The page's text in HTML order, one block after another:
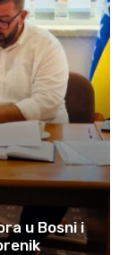
u Bosni i